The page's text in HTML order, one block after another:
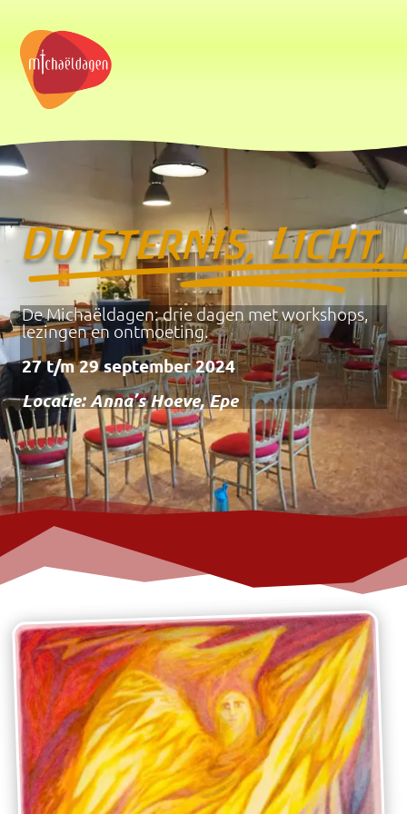
Duisternis, Licht,
De Michaëldagen: drie dagen met workshops,
lezingen en ontmoeting.
27 t/m 29 september 2024
Locatie: Anna’s Hoeve, Epe